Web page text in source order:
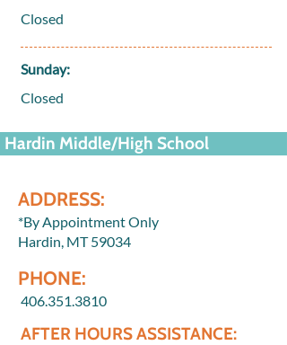
Closed
Sunday:
Closed
Hardin Middle/High School
ADDRESS:
*By Appointment Only
Hardin, MT 59034
PHONE:
406.351.3810
AFTER HOURS ASSISTANCE: